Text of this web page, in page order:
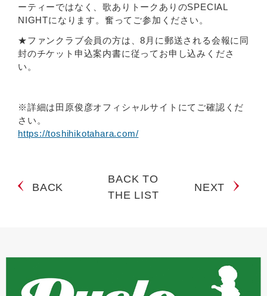
ーティーではなく、歌ありトークありのSPECIAL
NIGHTになります。奮ってご参加ください。
★ファンクラブ会員の方は、8月に郵送される会報に同
封のチケット申込案内書に従ってお申し込みくださ
い。
※詳細は田原俊彦オフィシャルサイトにてご確認くだ
さい。
https://toshihikotahara.com/
BACK
BACK TO
THE LIST
NEXT